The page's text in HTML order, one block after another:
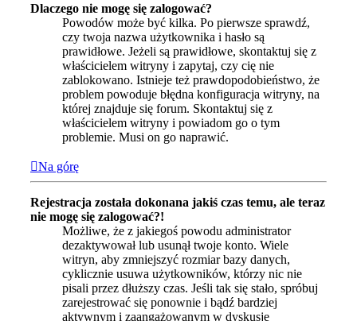
Dlaczego nie mogę się zalogować?
Powodów może być kilka. Po pierwsze sprawdź,
czy twoja nazwa użytkownika i hasło są
prawidłowe. Jeżeli są prawidłowe, skontaktuj się z
właścicielem witryny i zapytaj, czy cię nie
zablokowano. Istnieje też prawdopodobieństwo, że
problem powoduje błędna konfiguracja witryny, na
której znajduje się forum. Skontaktuj się z
właścicielem witryny i powiadom go o tym
problemie. Musi on go naprawić.
Na górę
Rejestracja została dokonana jakiś czas temu, ale teraz
nie mogę się zalogować?!
Możliwe, że z jakiegoś powodu administrator
dezaktywował lub usunął twoje konto. Wiele
witryn, aby zmniejszyć rozmiar bazy danych,
cyklicznie usuwa użytkowników, którzy nic nie
pisali przez dłuższy czas. Jeśli tak się stało, spróbuj
zarejestrować się ponownie i bądź bardziej
aktywnym i zaangażowanym w dyskusje